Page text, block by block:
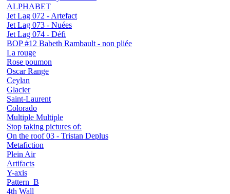
ALPHABET
Jet Lag 072 - Artefact
Jet Lag 073 - Nuées
Jet Lag 074 - Défi
BOP #12 Babeth Rambault - non pliée
La rouge
Rose poumon
Oscar Range
Ceylan
Glacier
Saint-Laurent
Colorado
Multiple Multiple
Stop taking pictures of:
On the roof 03 - Tristan Deplus
Metafiction
Plein Air
Artifacts
Y-axis
Pattern_B
4th Wall